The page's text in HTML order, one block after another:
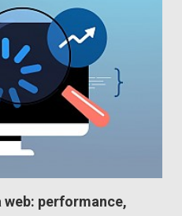
web: performance,